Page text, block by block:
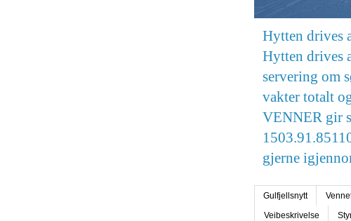
Hytten drives
Hytten drives
servering om
vakter totalt
VENNER gir
gjerne
Gulfjellsnytt
Veibeskrivelse